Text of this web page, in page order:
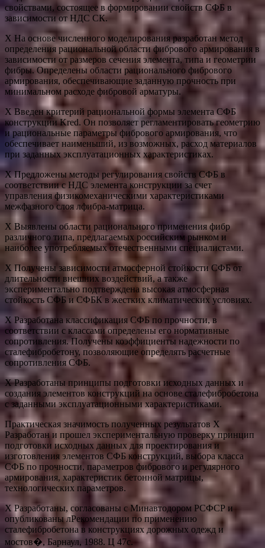
свойствами, состоящее в формировании свойств СФБ в
зависимости от НДС СК.
Х На основе численного моделирования разработан метод
определения рациональной области фибрового армирования в
зависимости от размеров сечения элемента, типа и геометрии
фибры. Определены области рационального фибрового
армирования, обеспечивающие заданную прочность при
минимальном расходе фибровой арматуры.
Х Введен критерий рациональной формы элемента СФБ
конструкции Kred. Он позволяет регламентировать геометрию
и рациональные параметры фибрового армирования, что
обеспечивает наименьший, из возможных, расход материалов
при заданных эксплуатационных характеристиках.
Х Предложены методы регулирования свойств СФБ в
соответствии с НДС элемента конструкции за счет
управления физикомеханическими характеристиками
межфазного слоя лфибра-матрица.
Х Выявлены области рационального применения фибр
различного типа, предлагаемых российским рынком и
наиболее употребляемых отечественными специалистами.
Х Получены зависимости атмосферной стойкости СФБ от
длительности внешних воздействий, а также
экспериментально подтверждена высокая атмосферная
стойкость СФБ и СФБК в жестких климатических условиях.
Х Разработана классификация СФБ по прочности, в
соответствии с классами определены его нормативные
сопротивления. Получены коэффициенты надежности по
сталефибробетону, позволяющие определять расчетные
сопротивления СФБ.
Х Разработаны принципы подготовки исходных данных и
создания элементов конструкций на основе сталефибробетона
с заданными эксплуатационными характеристиками.
Практическая значимость полученных результатов Х
Разработан и прошел экспериментальную проверку принцип
подготовки исходных данных для проектирования и
изготовления элементов СФБ конструкций, выбора класса
СФБ по прочности, параметров фибрового и регулярного
армирования, характеристик бетонной матрицы,
технологических параметров.
Х Разработаны, согласованы с Минавтодором РСФСР и
опубликованы лРекомендации по применению
сталефибробетона в конструкциях дорожных одежд и
мостов�, Барнаул, 1988. Ц 47с.